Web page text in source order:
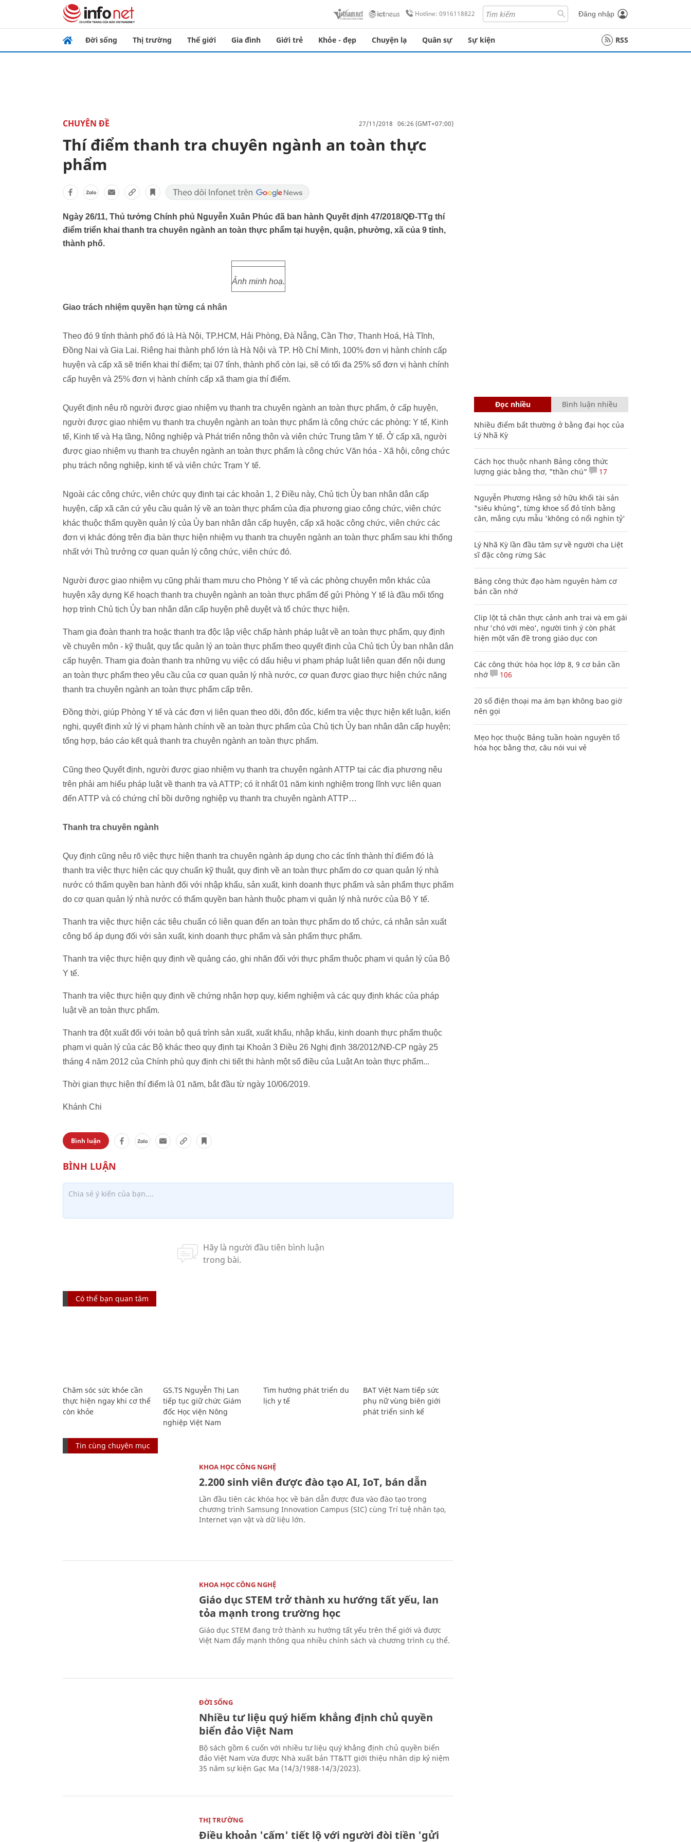
Hotline: 0916118822 Đăng nhập
Đời sống Thị trường Thế giới Gia đình Giới trẻ Khỏe - đẹp Chuyện lạ Quân sự Sự kiện RSS
CHUYÊN ĐỀ 27/11/2018 06:26 (GMT+07:00)
Thí điểm thanh tra chuyên ngành an toàn thực
phẩm
Ngày 26/11, Thủ tướng Chính phủ Nguyễn Xuân Phúc đã ban hành Quyết định 47/2018/QĐ-TTg thí
điểm triển khai thanh tra chuyên ngành an toàn thực phẩm tại huyện, quận, phường, xã của 9 tỉnh,
thành phố.
Ảnh minh hoạ.
Giao trách nhiệm quyền hạn từng cá nhân
Theo đó 9 tỉnh thành phố đó là Hà Nội, TP.HCM, Hải Phòng, Đà Nẵng, Cần Thơ, Thanh Hoá, Hà Tĩnh,
Đồng Nai và Gia Lai. Riêng hai thành phố lớn là Hà Nội và TP. Hồ Chí Minh, 100% đơn vị hành chính cấp
huyện và cấp xã sẽ triển khai thí điểm; tại 07 tỉnh, thành phố còn lại, sẽ có tối đa 25% số đơn vị hành chính
cấp huyện và 25% đơn vị hành chính cấp xã tham gia thí điểm.
Quyết định nêu rõ người được giao nhiệm vụ thanh tra chuyên ngành an toàn thực phẩm, ở cấp huyện,
người được giao nhiệm vụ thanh tra chuyên ngành an toàn thực phẩm là công chức các phòng: Y tế, Kinh
tế, Kinh tế và Hạ tầng, Nông nghiệp và Phát triển nông thôn và viên chức Trung tâm Y tế. Ở cấp xã, người
được giao nhiệm vụ thanh tra chuyên ngành an toàn thực phẩm là công chức Văn hóa - Xã hội, công chức
phụ trách nông nghiệp, kinh tế và viên chức Trạm Y tế.
Ngoài các công chức, viên chức quy định tại các khoản 1, 2 Điều này, Chủ tịch Ủy ban nhân dân cấp
huyện, cấp xã căn cứ yêu cầu quản lý về an toàn thực phẩm của địa phương giao công chức, viên chức
khác thuộc thẩm quyền quản lý của Ủy ban nhân dân cấp huyện, cấp xã hoặc công chức, viên chức các
đơn vị khác đóng trên địa bàn thực hiện nhiệm vụ thanh tra chuyên ngành an toàn thực phẩm sau khi thống
nhất với Thủ trưởng cơ quan quản lý công chức, viên chức đó.
Người được giao nhiệm vụ cũng phải tham mưu cho Phòng Y tế và các phòng chuyên môn khác của
huyện xây dựng Kế hoạch thanh tra chuyên ngành an toàn thực phẩm để gửi Phòng Y tế là đầu mối tổng
hợp trình Chủ tịch Ủy ban nhân dân cấp huyện phê duyệt và tổ chức thực hiện.
Tham gia đoàn thanh tra hoặc thanh tra độc lập việc chấp hành pháp luật về an toàn thực phẩm, quy định
về chuyên môn - kỹ thuật, quy tắc quản lý an toàn thực phẩm theo quyết định của Chủ tịch Ủy ban nhân dân
cấp huyện. Tham gia đoàn thanh tra những vụ việc có dấu hiệu vi phạm pháp luật liên quan đến nội dung
an toàn thực phẩm theo yêu cầu của cơ quan quản lý nhà nước, cơ quan được giao thực hiện chức năng
thanh tra chuyên ngành an toàn thực phẩm cấp trên.
Đồng thời, giúp Phòng Y tế và các đơn vị liên quan theo dõi, đôn đốc, kiểm tra việc thực hiện kết luận, kiến
nghị, quyết định xử lý vi phạm hành chính về an toàn thực phẩm của Chủ tịch Ủy ban nhân dân cấp huyện;
tổng hợp, báo cáo kết quả thanh tra chuyên ngành an toàn thực phẩm.
Cũng theo Quyết định, người được giao nhiệm vụ thanh tra chuyên ngành ATTP tại các địa phương nêu
trên phải am hiểu pháp luật về thanh tra và ATTP; có ít nhất 01 năm kinh nghiệm trong lĩnh vực liên quan
đến ATTP và có chứng chỉ bồi dưỡng nghiệp vụ thanh tra chuyên ngành ATTP…
Thanh tra chuyên ngành
Quy định cũng nêu rõ việc thực hiện thanh tra chuyên ngành áp dụng cho các tỉnh thành thí điểm đó là
thanh tra việc thực hiện các quy chuẩn kỹ thuật, quy định về an toàn thực phẩm do cơ quan quản lý nhà
nước có thẩm quyền ban hành đối với nhập khẩu, sản xuất, kinh doanh thực phẩm và sản phẩm thực phẩm
do cơ quan quản lý nhà nước có thẩm quyền ban hành thuộc phạm vi quản lý nhà nước của Bộ Y tế.
Thanh tra việc thực hiện các tiêu chuẩn có liên quan đến an toàn thực phẩm do tổ chức, cá nhân sản xuất
công bố áp dụng đối với sản xuất, kinh doanh thực phẩm và sản phẩm thực phẩm.
Thanh tra việc thực hiện quy định về quảng cáo, ghi nhãn đối với thực phẩm thuộc phạm vi quản lý của Bộ
Y tế.
Thanh tra việc thực hiện quy định về chứng nhận hợp quy, kiểm nghiệm và các quy định khác của pháp
luật về an toàn thực phẩm.
Thanh tra đột xuất đối với toàn bộ quá trình sản xuất, xuất khẩu, nhập khẩu, kinh doanh thực phẩm thuộc
phạm vi quản lý của các Bộ khác theo quy định tại Khoản 3 Điều 26 Nghị định 38/2012/NĐ-CP ngày 25
tháng 4 năm 2012 của Chính phủ quy định chi tiết thi hành một số điều của Luật An toàn thực phẩm...
Thời gian thực hiện thí điểm là 01 năm, bắt đầu từ ngày 10/06/2019.
Khánh Chi
Bình luận
Có thể bạn quan tâm
Chăm sóc sức khỏe cần
thực hiện ngay khi cơ thể
còn khỏe
GS.TS Nguyễn Thị Lan
tiếp tục giữ chức Giám
đốc Học viện Nông
nghiệp Việt Nam
Tìm hướng phát triển du
lịch y tế
BAT Việt Nam tiếp sức
phụ nữ vùng biên giới
phát triển sinh kế
Tin cùng chuyên mục
KHOA HỌC CÔNG NGHỆ
2.200 sinh viên được đào tạo AI, IoT, bán dẫn
Lần đầu tiên các khóa học về bán dẫn được đưa vào đào tạo trong
chương trình Samsung Innovation Campus (SIC) cùng Trí tuệ nhân tạo,
Internet vạn vật và dữ liệu lớn.
KHOA HỌC CÔNG NGHỆ
Giáo dục STEM trở thành xu hướng tất yếu, lan
tỏa mạnh trong trường học
Giáo dục STEM đang trở thành xu hướng tất yếu trên thế giới và được
Việt Nam đẩy mạnh thông qua nhiều chính sách và chương trình cụ thể.
ĐỜI SỐNG
Nhiều tư liệu quý hiếm khẳng định chủ quyền
biển đảo Việt Nam
Bộ sách gồm 6 cuốn với nhiều tư liệu quý khẳng định chủ quyền biển
đảo Việt Nam vừa được Nhà xuất bản TT&TT giới thiệu nhân dịp kỷ niệm
35 năm sự kiện Gạc Ma (14/3/1988-14/3/2023).
THỊ TRƯỜNG
Điều khoản 'cấm' tiết lộ với người đòi tiền 'gửi
Đọc nhiều Bình luận nhiều
Nhiều điểm bất thường ở bằng đại học của
Lý Nhã Kỳ
Cách học thuộc nhanh Bảng công thức
lượng giác bằng thơ, "thần chú"
17
Nguyễn Phương Hằng sở hữu khối tài sản
"siêu khủng", từng khoe sổ đỏ tính bằng
cân, mắng cựu mẫu 'không có nổi nghìn tỷ'
Lý Nhã Kỳ lần đầu tâm sự về người cha Liệt
sĩ đặc công rừng Sác
Bảng công thức đạo hàm nguyên hàm cơ
bản cần nhớ
Clip lột tả chân thực cảnh anh trai và em gái
như 'chó với mèo', người tinh ý còn phát
hiện một vấn đề trong giáo dục con
Các công thức hóa học lớp 8, 9 cơ bản cần
nhớ
106
20 số điện thoại ma ám bạn không bao giờ
nên gọi
Mẹo học thuộc Bảng tuần hoàn nguyên tố
hóa học bằng thơ, câu nói vui vẻ